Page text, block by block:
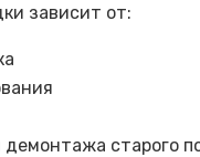
зависит от:
демонтажа старого